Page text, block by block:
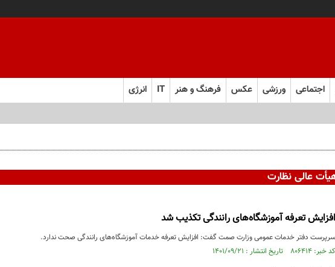
اجتماعی ورزشی عکس فرهنگ و هنر IT انرژی
را بپذیرید و به تعهدات خود عمل کنید
عالی نظارت
افزایش تعرفه آموزشگاه‌های رانندگی تکذیب شد
سرپرست دفتر خدمات عمومی وزارت صمت گفت: افزایش تعرفه خدمات آموزشگاه‌های رانندگی صحت ندارد.
کد خبر: ۸۰۶۴۱۴ تاریخ انتشار : ۱۴۰۱/۰۹/۲۱